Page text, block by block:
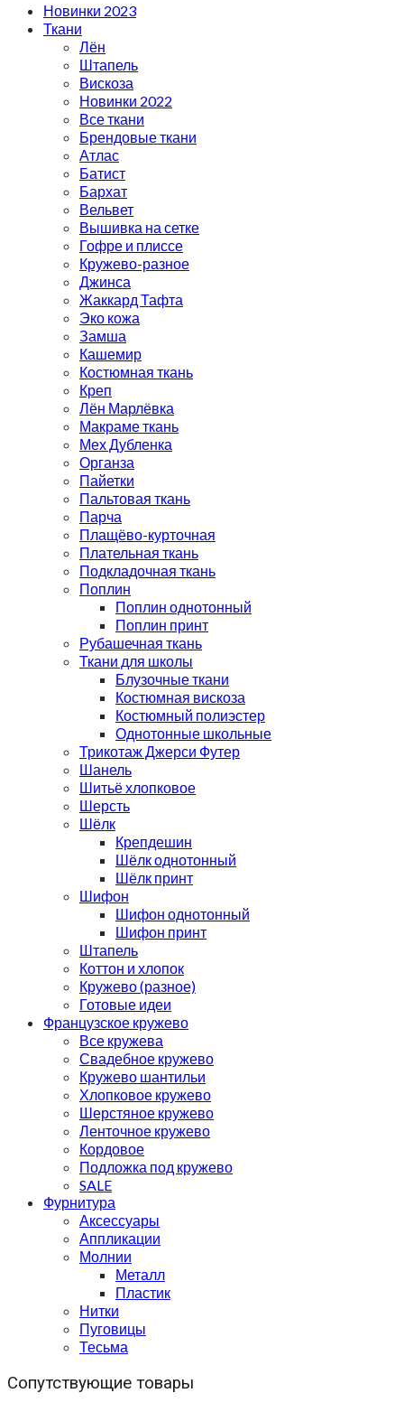
Новинки 2023
Ткани
Лён
Штапель
Вискоза
Новинки 2022
Все ткани
Брендовые ткани
Атлас
Батист
Бархат
Вельвет
Вышивка на сетке
Гофре и плиссе
Кружево-разное
Джинса
Жаккард Тафта
Эко кожа
Замша
Кашемир
Костюмная ткань
Креп
Лён Марлёвка
Макраме ткань
Мех Дубленка
Органза
Пайетки
Пальтовая ткань
Парча
Плащёво-курточная
Плательная ткань
Подкладочная ткань
Поплин
Поплин однотонный
Поплин принт
Рубашечная ткань
Ткани для школы
Блузочные ткани
Костюмная вискоза
Костюмный полиэстер
Однотонные школьные
Трикотаж Джерси Футер
Шанель
Шитьё хлопковое
Шерсть
Шёлк
Крепдешин
Шёлк однотонный
Шёлк принт
Шифон
Шифон однотонный
Шифон принт
Штапель
Коттон и хлопок
Кружево (разное)
Готовые идеи
Французское кружево
Все кружева
Свадебное кружево
Кружево шантильи
Хлопковое кружево
Шерстяное кружево
Ленточное кружево
Кордовое
Подложка под кружево
SALE
Фурнитура
Аксессуары
Аппликации
Молнии
Металл
Пластик
Нитки
Пуговицы
Тесьма
Сопутствующие товары